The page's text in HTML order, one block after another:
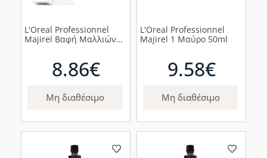
L'Oreal Professionnel
Majirel Βαφή Μαλλιών
8.86€
Μη διαθέσιμο
L'Oreal Professionnel
Majirel 1 Μαύρο 50ml
9.58€
Μη διαθέσιμο